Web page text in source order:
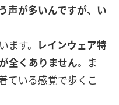
声が多いんですが、い
ます。 レインウェア特
全くありません。ま
ている感覚で歩くこ